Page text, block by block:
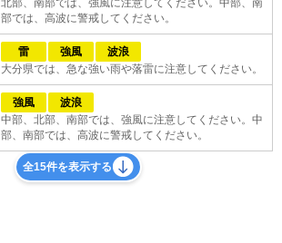
北部、南部では、強風に注意してください。中部、南
部では、高波に警戒してください。
雷 強風
波浪
大分県では、急な強い雨や落雷に注意してください。
強風
波浪
中部、北部、南部では、強風に注意してください。中
部、南部では、高波に警戒してください。
全15件を表示する